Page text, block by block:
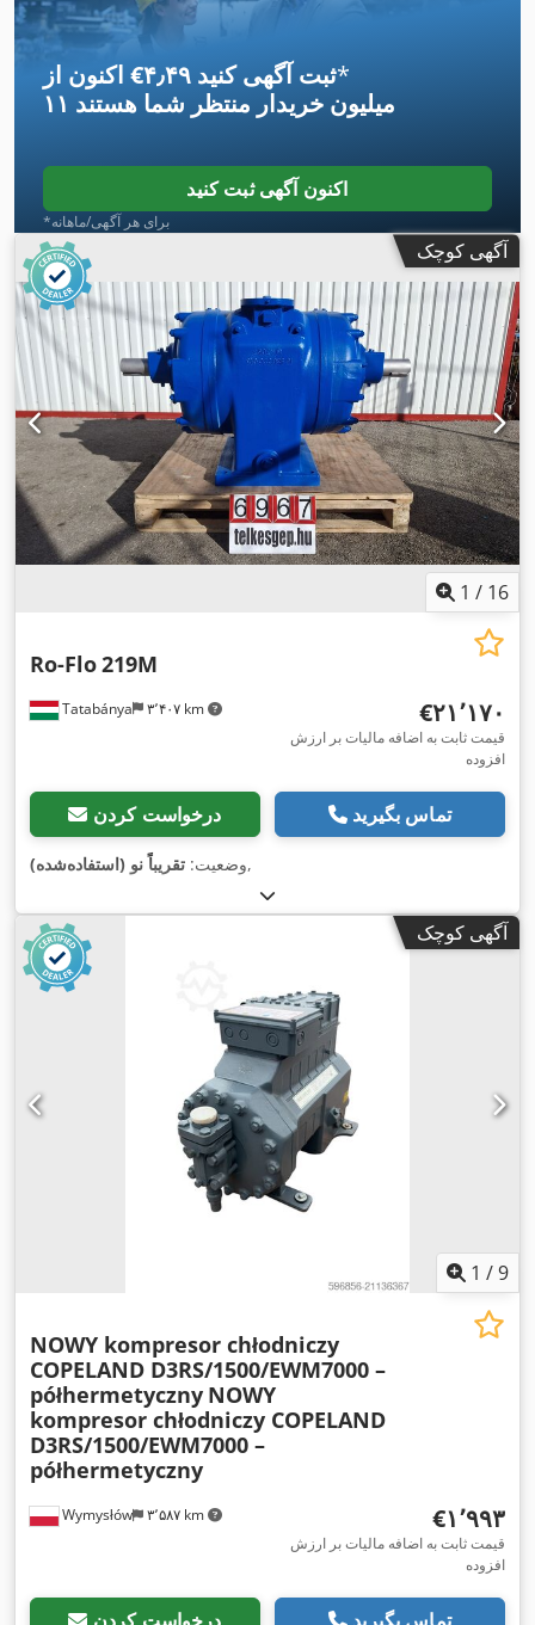
اکنون از ‎€۴٫۴۹ ثبت آگهی کنید*
۱۱ میلیون خریدار منتظر شما هستند
اکنون آگهی ثبت کنید
*برای هر آگهی/ماهانه
آگهی کوچک
1 / 16
Tatabánya ۳٬۴۰۷ km
Ro-Flo219M
‎€۲۱٬۱۷۰
قیمت ثابت به اضافه مالیات بر ارزش
افزوده
درخواست کردن تماس بگیرید
وضعیت: تقریباً نو (استفاده‌شده) ,
آگهی کوچک
1 /9
Wymysłów ۳٬۵۸۷ km
NOWY kompresor chłodniczy
COPELAND D3RS/1500/EWM7000 –
półhermetyczny NOWY
kompresor chłodniczy COPELAND
D3RS/1500/EWM7000 –
półhermetyczny
‎€۱٬۹۹۳
قیمت ثابت به اضافه مالیات بر ارزش
افزوده